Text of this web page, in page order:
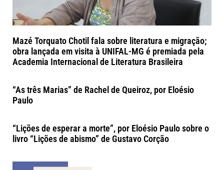
Mazé Torquato Chotil fala sobre literatura e migração;
obra lançada em visita à UNIFAL-MG é premiada pela
Academia Internacional de Literatura Brasileira
“As três Marias” de Rachel de Queiroz, por Eloésio
Paulo
“Lições de esperar a morte”, por Eloésio Paulo sobre o
livro “Lições de abismo” de Gustavo Corção